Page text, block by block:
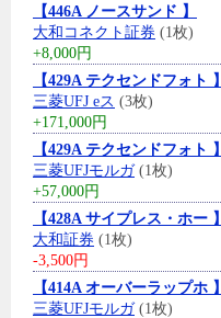
【446A ノースサンド 】
大和コネクト証券 (1枚)
+8,000円
【429A テクセンドフォト 】
三菱UFJ eス (3枚)
+171,000円
【429A テクセンドフォト 】
三菱UFJモルガ(1枚)
+57,000円
【428A サイプレス・ホー 】
大和証券 (1枚)
-3,500円
【414A オーバーラップホ 】
三菱UFJモルガ(1枚)